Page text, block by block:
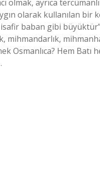
olmak, ayrıca
olarak kullanılan
baban gibi
mihmandarlık,
Osmanlıca? Hem